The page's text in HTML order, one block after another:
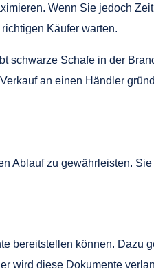
Wenn Sie jedoch
Käufer warten.
schwarze Schafe in der
an einen Händler
Ablauf zu gewährleisten.
bereitstellen können. Dazu
wird diese Dokumente